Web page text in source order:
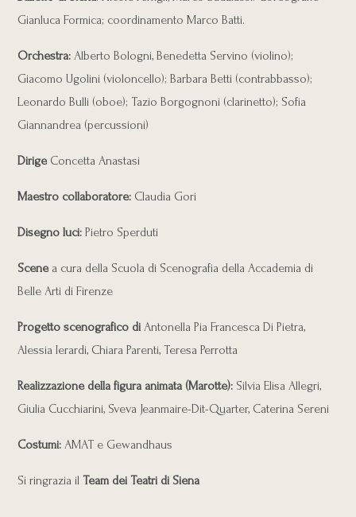
Gianluca Formica; coordinamento Marco Batti.
Orchestra: Alberto Bologni, Benedetta Servino (violino);
Giacomo Ugolini (violoncello); Barbara Betti (contrabbasso);
Leonardo Bulli (oboe); Tazio Borgognoni (clarinetto); Sofia
Giannandrea (percussioni)
DirigeConcetta Anastasi
Maestro collaboratore: Claudia Gori
Disegno luci: Pietro Sperduti
Scene a cura della Scuola di Scenografia della Accademia di
Belle Arti di Firenze
Progetto scenografico di Antonella Pia Francesca Di Pietra,
Alessia Ierardi, Chiara Parenti, Teresa Perrotta
Realizzazione della figura animata (Marotte): Silvia Elisa Allegri,
Giulia Cucchiarini, Sveva Jeanmaire-Dit-Quarter, Caterina Sereni
Costumi: AMAT e Gewandhaus
Si ringrazia il Team dei Teatri di Siena